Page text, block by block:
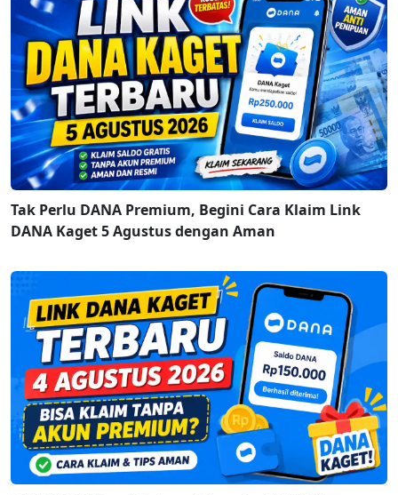
Tak Perlu DANA Premium, Begini Cara Klaim Link
DANA Kaget 5 Agustus dengan Aman